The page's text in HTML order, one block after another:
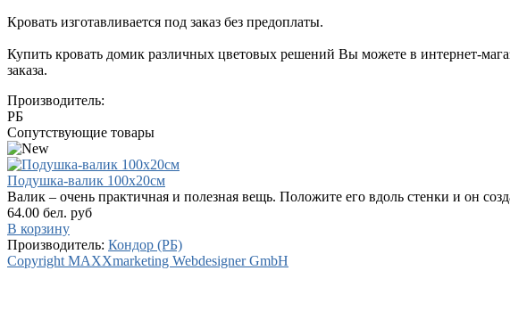
Кровать изготавливается под заказ без предоплаты.
Купить кровать домик различных цветовых решений Вы можете в интернет-
заказа.
Производитель:
РБ
Сопутствующие товары
Подушка-валик 100х20см
Валик – очень практичная и полезная вещь. Положите его вдоль стенки и он
64.00 бел. руб
В корзину
Производитель: Кондор (РБ)
Copyright MAXXmarketing Webdesigner GmbH